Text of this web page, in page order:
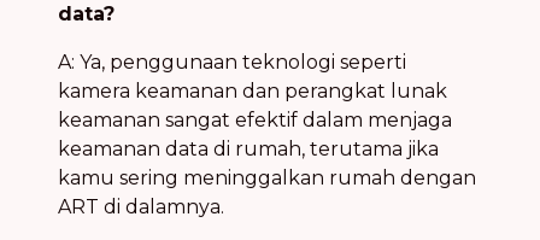
data?
A: Ya, penggunaan teknologi seperti
kamera keamanan dan perangkat lunak
keamanan sangat efektif dalam menjaga
keamanan data di rumah, terutama jika
kamu sering meninggalkan rumah dengan
ART di dalamnya.